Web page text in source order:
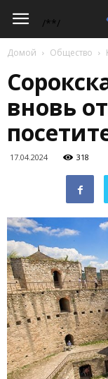
/**/
Actualitati.md
Домой Общество
вновь
17.04.2024 318